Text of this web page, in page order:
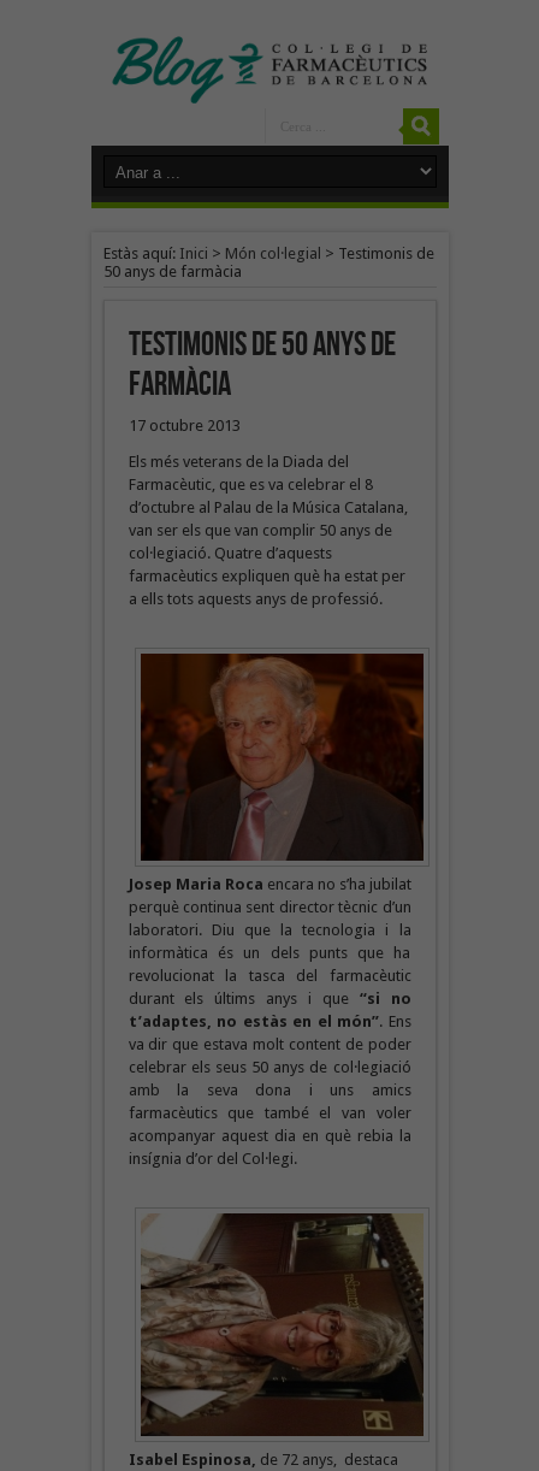
Estàs aquí: Inici > Món col·legial > Testimonis de
50 anys de farmàcia
Testimonis de 50 anys de
farmàcia
17 octubre 2013
Els més veterans de la Diada del
Farmacèutic, que es va celebrar el 8
d’octubre al Palau de la Música Catalana,
van ser els que van complir 50 anys de
col·legiació. Quatre d’aquests
farmacèutics expliquen què ha estat per
a ells tots aquests anys de professió.
Josep Maria Roca encara no s’ha jubilat
perquè continua sent director tècnic d’un
laboratori. Diu que la tecnologia i la
informàtica és un dels punts que ha
revolucionat la tasca del farmacèutic
durant els últims anys i que “si no
t’adaptes, no estàs en el món”. Ens
va dir que estava molt content de poder
celebrar els seus 50 anys de col·legiació
amb la seva dona i uns amics
farmacèutics que també el van voler
acompanyar aquest dia en què rebia la
insígnia d’or del Col·legi.
Isabel Espinosa, de 72 anys, destaca